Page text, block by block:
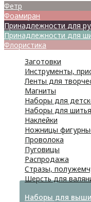
Фетр
Фоамиран
Принадлежности для
Принадлежности для
Флористика
Заготовки
Инструменты,
Ленты для
Магниты
Наборы для
Наборы для шитья
Наклейки
Ножницы
Проволока
Пуговицы
Распродажа
Стразы,
Шерсть для
Наборы для